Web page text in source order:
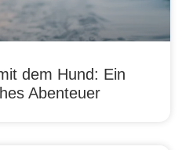
dem Hund: Ein
Abenteuer